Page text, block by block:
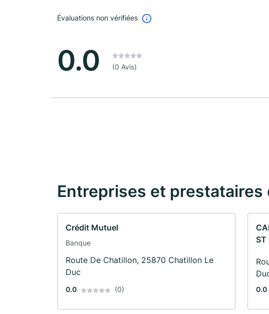
Évaluations non vérifiées
0.0 (0 Avis)
Entreprises et
Crédit Mutuel
Banque
Route De Chatillon, 25870 Chatillon Le
Duc
0.0 (0)
ST
0.0